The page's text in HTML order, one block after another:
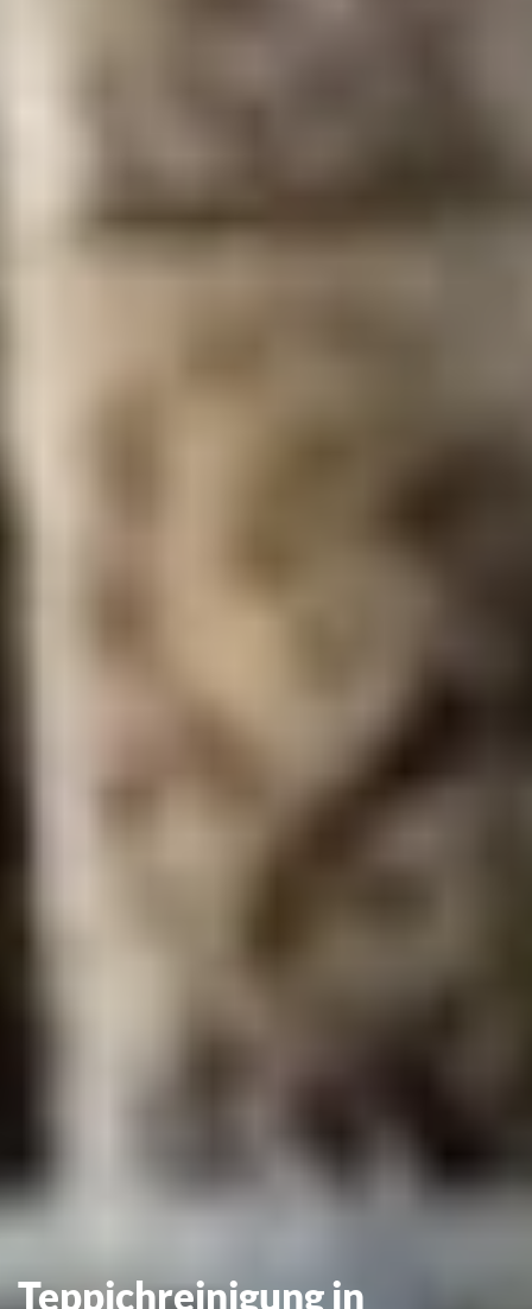
Teppichreinigung in